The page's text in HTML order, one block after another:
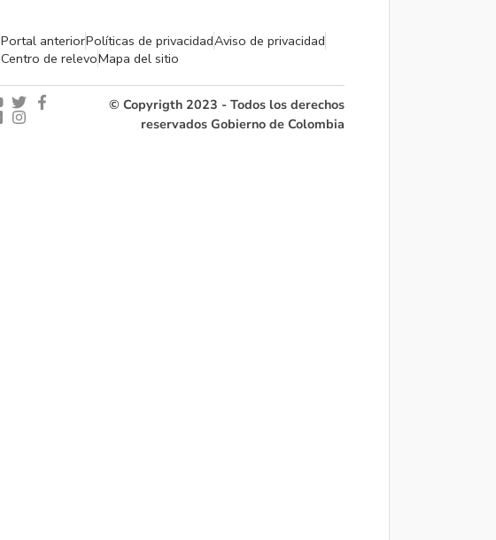
Portal anteriorPolíticas de privacidadAviso de privacidad
Centro de relevoMapa del sitio
© Copyrigth 2023 - Todos los derechos
reservados Gobierno de Colombia